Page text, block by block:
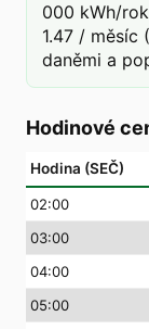
000 kWh/
1.47 / měsíc
daněmi a
Hodinové
Hodina (SEČ)
02:00
03:00
04:00
05:00